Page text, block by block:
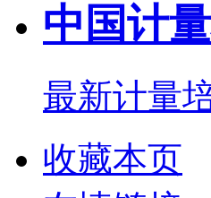
中国计
最新计量
收藏本页